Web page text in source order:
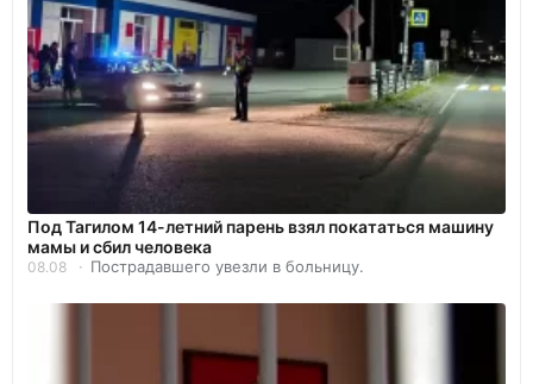
Под Тагилом 14-летний парень взял покататься машину
мамы и сбил человека
08.08 Пострадавшего увезли в больницу.